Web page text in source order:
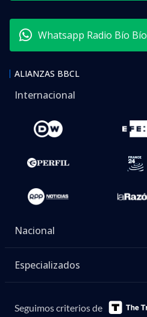
Whatsapp Radio Bío Bío
ALIANZAS BBCL
Internacional
Nacional
Especializados
Seguimos criterios de